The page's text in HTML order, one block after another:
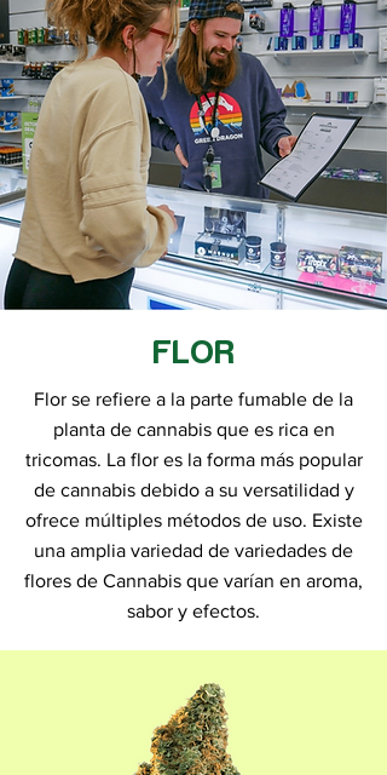
FLOR
Flor se refiere a la parte fumable de la
planta de cannabis que es rica en
tricomas. La flor es la forma más popular
de cannabis debido a su versatilidad y
ofrece múltiples métodos de uso. Existe
una amplia variedad de variedades de
flores de Cannabis que varían en aroma,
sabor y efectos.